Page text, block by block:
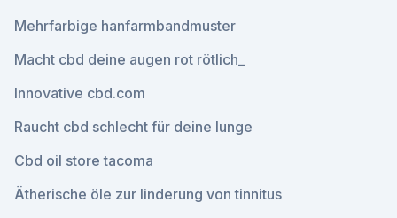
Mehrfarbige hanfarmbandmuster
Macht cbd deine augen rot rötlich_
Innovative cbd.com
Raucht cbd schlecht für deine lunge
Cbd oil store tacoma
Ätherische öle zur linderung von tinnitus